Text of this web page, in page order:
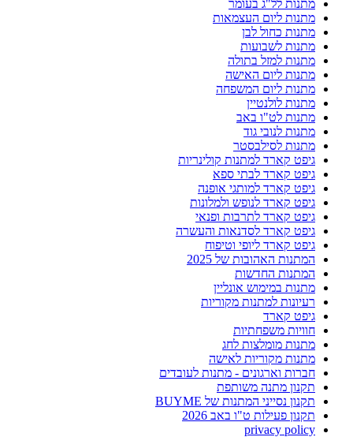
מתנות לל"ג בעומר
מתנות ליום העצמאות
מתנות כחול לבן
מתנות לשבועות
מתנות למזל בתולה
מתנות ליום האישה
מתנות ליום המשפחה
מתנות לולנטיין
מתנות לט"ו באב
מתנות לנובי גוד
מתנות לסילבסטר
גיפט קארד למתנות קולינריות
גיפט קארד לבתי ספא
גיפט קארד למותגי אופנה
גיפט קארד לנופש ולמלונות
גיפט קארד לתרבות ופנאי
גיפט קארד לסדנאות והעשרה
גיפט קארד ליופי וטיפוח
המתנות האהובות של 2025
המתנות החדשות
מתנות במימוש אונליין
רעיונות למתנות מקוריות
גיפט קארד
חוויות משפחתיות
מתנות מומלצות לחג
מתנות מקוריות לאישה
חברות וארגונים - מתנות לעובדים
תקנון מתנה משותפת
תקנון נסייני המתנות של BUYME
תקנון פעילות ט"ו באב 2026
privacy policy